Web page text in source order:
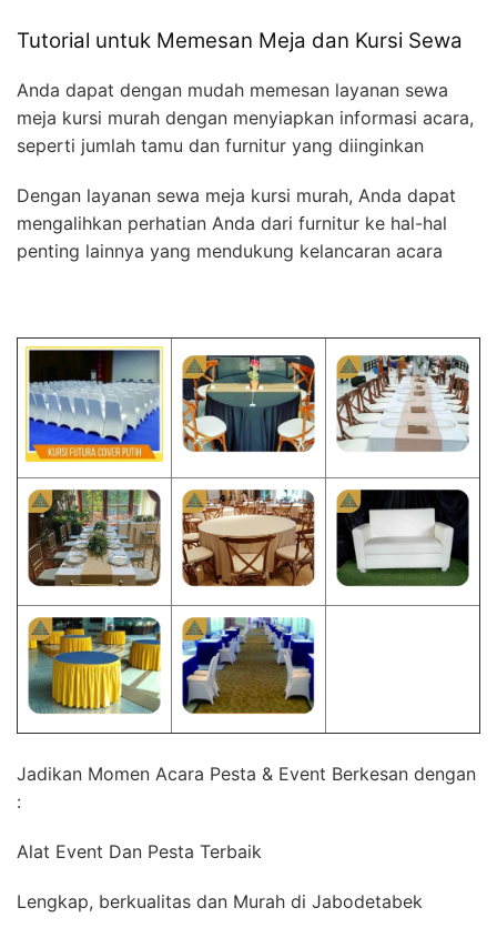
Tutorial untuk Memesan Meja dan Kursi Sewa
Anda dapat dengan mudah memesan layanan sewa
meja kursi murah dengan menyiapkan informasi acara,
seperti jumlah tamu dan furnitur yang diinginkan
Dengan layanan sewa meja kursi murah, Anda dapat
mengalihkan perhatian Anda dari furnitur ke hal-hal
penting lainnya yang mendukung kelancaran acara
Jadikan Momen Acara Pesta & Event Berkesan dengan
:
Alat Event Dan Pesta Terbaik
Lengkap, berkualitas dan Murah di Jabodetabek